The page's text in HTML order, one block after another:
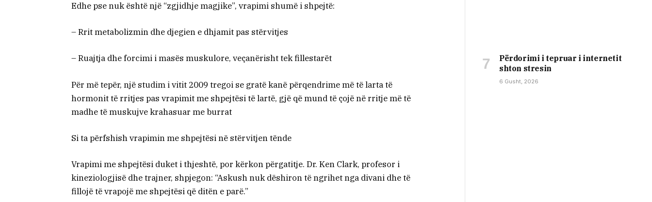
Edhe pse nuk është një “zgjidhje magjike”, vrapimi shumë i shpejtë:
– Rrit metabolizmin dhe djegien e dhjamit pas stërvitjes
– Ruajtja dhe forcimi i masës muskulore, veçanërisht tek fillestarët
Për më tepër, një studim i vitit 2009 tregoi se gratë kanë përqendrime më të larta të
hormonit të rritjes pas vrapimit me shpejtësi të lartë, gjë që mund të çojë në rritje më të
madhe të muskujve krahasuar me burrat
Si ta përfshish vrapimin me shpejtësi në stërvitjen tënde
Vrapimi me shpejtësi duket i thjeshtë, por kërkon përgatitje. Dr. Ken Clark, profesor i
kineziologjisë dhe trajner, shpjegon: “Askush nuk dëshiron të ngrihet nga divani dhe të
fillojë të vrapojë me shpejtësi që ditën e parë.”
Përdorimi i tepruar i internetit
shton stresin
6 Gusht, 2026